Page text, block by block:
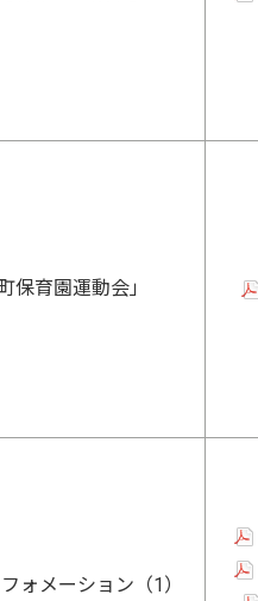
保育園運動会」
ォメーション（1）